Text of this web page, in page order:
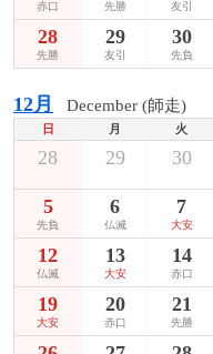
赤口 先勝 友引
28
先勝
29
友引
30
先負
12月 December (師走)
日 月 火
28 29 30
5
先負
6
仏滅
7
大安
12
仏滅
13
大安
14
赤口
19
大安
20
赤口
21
先勝